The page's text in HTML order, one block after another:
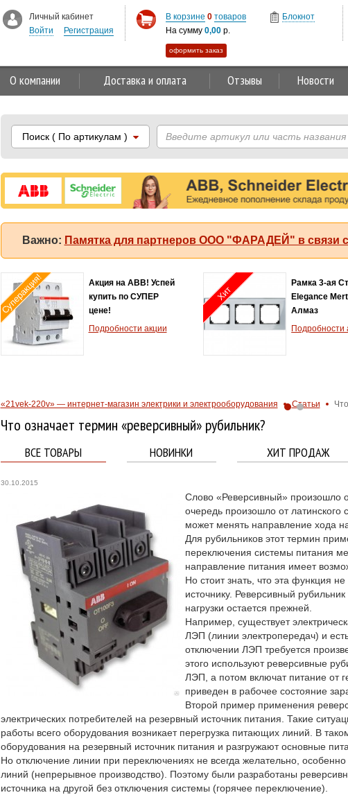
О компании Доставка и оплата Отзывы Новости
Поиск( По артикулам )
Важно: Памятка для партнеров ООО "ФАРАДЕЙ" в связи
Суперакция!
Акция на ABB! Успей
купить по СУПЕР
цене!
Подробности акции
Хит
Рамка 3-ая
Elegance
Алмаз
Подробности
«21vek-220v» — интернет-магазин электрики и электрооборудования Статьи
Что означает термин «реверсивный» рубильник?
ВСЕ ТОВАРЫ НОВИНКИ ХИТ ПРОДАЖ
30.10.2015
Слово «Реверсивный» произошло
очередь произошло от латинского
может менять направление хода
Для рубильников этот термин
переключения системы питания
направление питания имеет
Но стоит знать, что эта функция
источнику. Реверсивный
нагрузки остается прежней.
Например, существует
ЛЭП (линии электропередач) и
отключении ЛЭП требуется
этого используют реверсивные
ЛЭП, а потом включат питание от
приведен в рабочее состояние
Второй пример применения
электрических потребителей на резервный источник питания. Такие
работы всего оборудования возникает перегрузка питающих линий. В
оборудования на резервный источник питания и разгружают основные
Но отключение линии при переключениях не всегда желательно,
линий (непрерывное производство). Поэтому были разработаны
источника на другой без отключения системы (горячее переключение).
Личный кабинет
Войти
Регистрация
В корзине 0 товаров
На сумму 0,00 р.
оформить заказ
Блокнот